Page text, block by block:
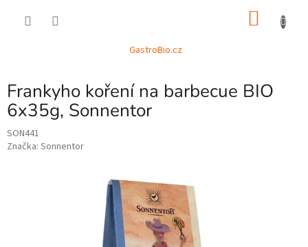
GastroBio.cz
Frankyho koření na barbecue BIO
6x35g, Sonnentor
SON441
Značka: Sonnentor